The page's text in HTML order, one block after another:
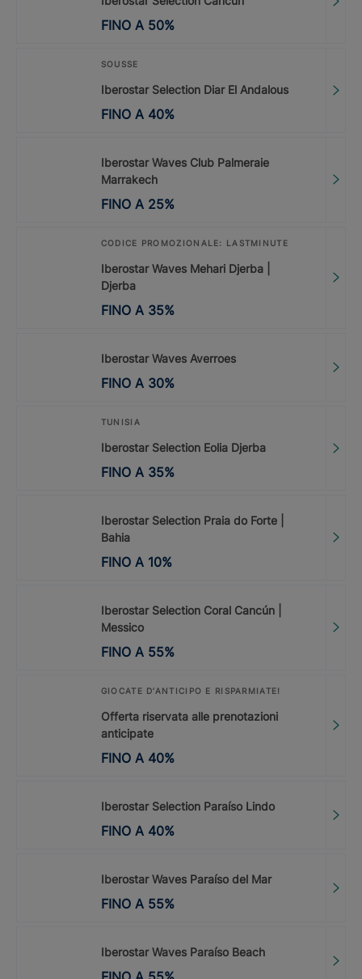
FINO A 50%
SOUSSE
Iberostar Selection Diar El Andalous
FINO A 40%
Iberostar Waves Club Palmeraie
Marrakech
FINO A 25%
CODICE PROMOZIONALE: LASTMINUTE
Iberostar Waves Mehari Djerba |
Djerba
FINO A 35%
Iberostar Waves Averroes
FINO A 30%
TUNISIA
Iberostar Selection Eolia Djerba
FINO A 35%
Iberostar Selection Praia do Forte |
Bahia
FINO A 10%
Iberostar Selection Coral Cancún |
Messico
FINO A 55%
GIOCATE D’ANTICIPO E RISPARMIATE!
Offerta riservata alle prenotazioni
anticipate
FINO A 40%
Iberostar Selection Paraíso Lindo
FINO A 40%
Iberostar Waves Paraíso del Mar
FINO A 55%
Iberostar Waves Paraíso Beach